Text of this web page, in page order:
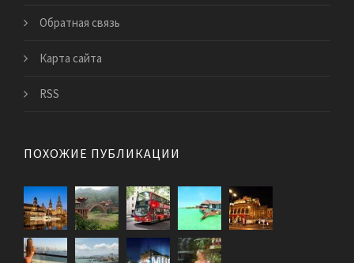
Обратная связь
Карта сайта
RSS
ПОХОЖИЕ ПУБЛИКАЦИИ